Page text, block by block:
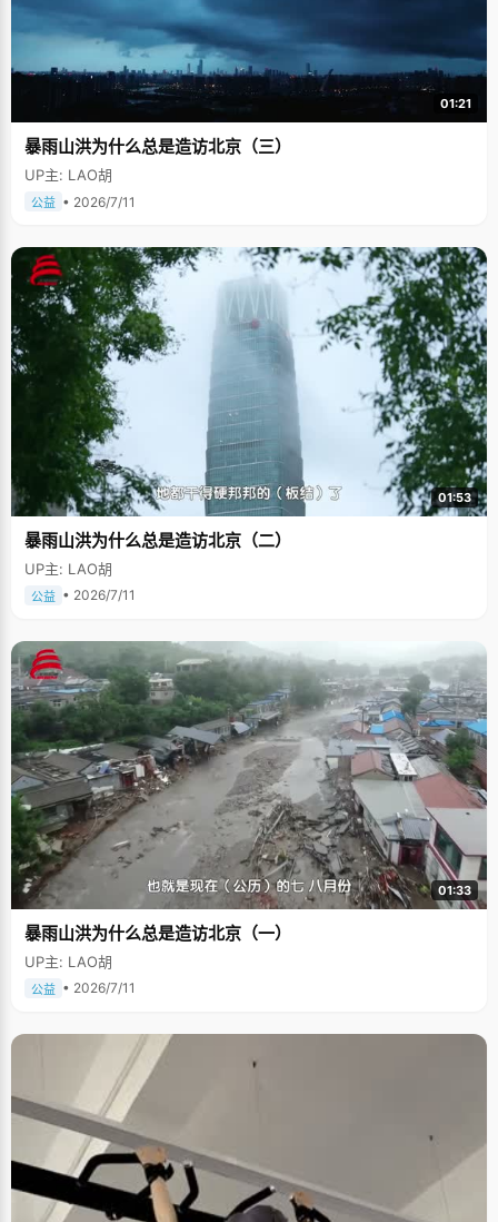
01:21
暴雨山洪为什么总是造访北京（三）
UP主: LAO胡
公益 • 2026/7/11
01:53
暴雨山洪为什么总是造访北京（二）
UP主: LAO胡
公益 • 2026/7/11
01:33
暴雨山洪为什么总是造访北京（一）
UP主: LAO胡
公益 • 2026/7/11